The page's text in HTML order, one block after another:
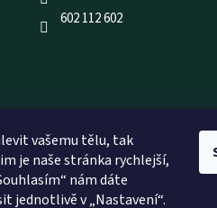
vašemu tělu, tak
je naše stránka rychlejší,
nám dáte
jednotlivě v „Nastavení“.
602 112 602